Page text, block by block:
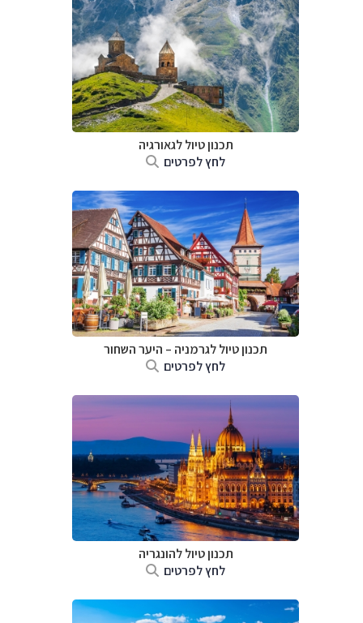
תכנון טיול לגאורגיה
לחץ לפרטים
תכנון טיול לגרמניה – היער השחור
לחץ לפרטים
תכנון טיול להונגריה
לחץ לפרטים